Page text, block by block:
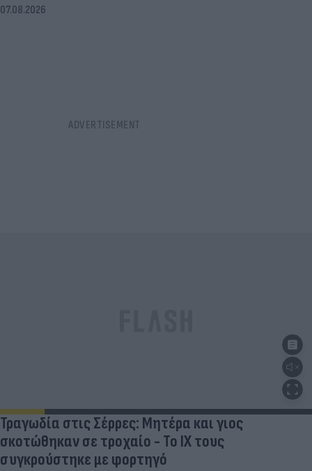
07.08.2026
Τραγωδία στις Σέρρες: Μητέρα και γιος
σκοτώθηκαν σε τροχαίο - Το ΙΧ τους
συγκρούστηκε με φορτηγό